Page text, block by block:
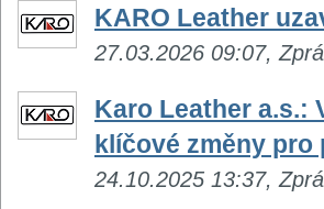
KARO Leather
27.03.2026 09:07,
Karo Leather a.s.:
klíčové změny pro
24.10.2025 13:37,